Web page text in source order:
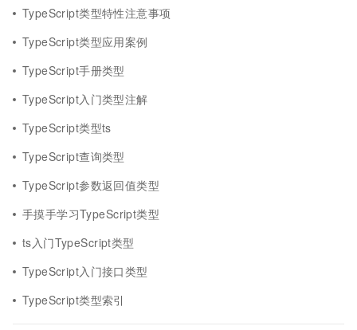
TypeScript类型特性注意事项
TypeScript类型应用案例
TypeScript手册类型
TypeScript入门类型注解
TypeScript类型ts
TypeScript查询类型
TypeScript参数返回值类型
手摸手学习TypeScript类型
ts入门TypeScript类型
TypeScript入门接口类型
TypeScript类型索引